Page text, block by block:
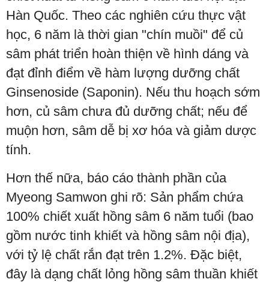
Hàn Quốc. Theo các nghiên cứu thực vật
học, 6 năm là thời gian "chín muồi" để củ
sâm phát triển hoàn thiện về hình dáng và
đạt đỉnh điểm về hàm lượng dưỡng chất
Ginsenoside (Saponin). Nếu thu hoạch sớm
hơn, củ sâm chưa đủ dưỡng chất; nếu để
muộn hơn, sâm dễ bị xơ hóa và giảm dược
tính.
Hơn thế nữa, báo cáo thành phần của
Myeong Samwon ghi rõ: Sản phẩm chứa
100% chiết xuất hồng sâm 6 năm tuổi (bao
gồm nước tinh khiết và hồng sâm nội địa),
với tỷ lệ chất rắn đạt trên 1.2%. Đặc biệt,
đây là dạng chất lỏng hồng sâm thuần khiết